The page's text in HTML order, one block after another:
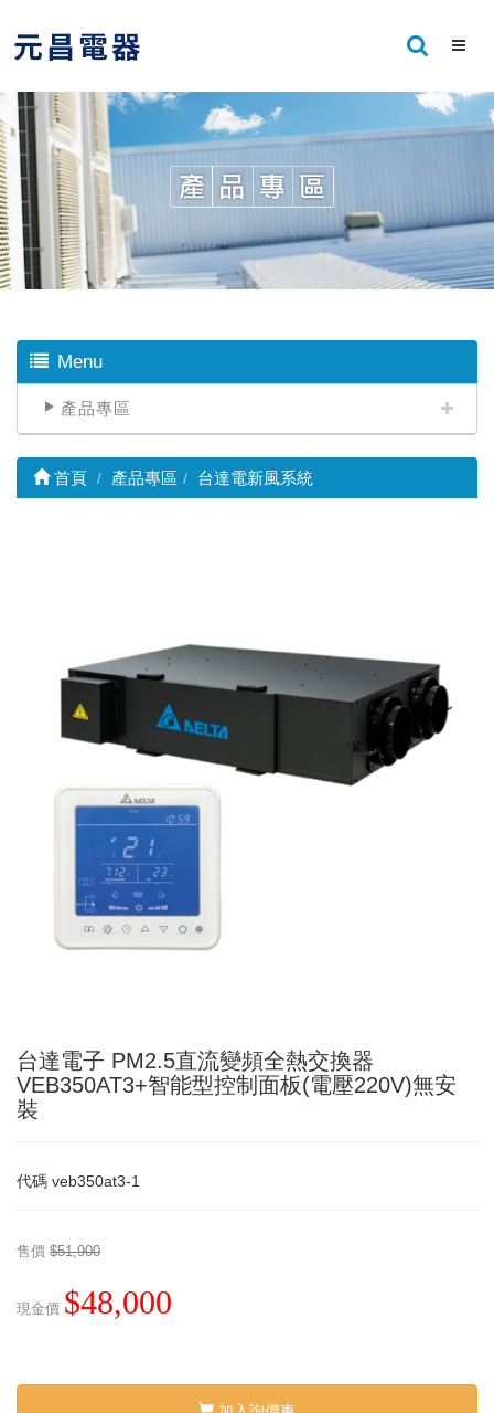
Menu
產品專區
首頁 產品專區 台達電新風系統
台達電子 PM2.5直流變頻全熱交換器
VEB350AT3+智能型控制面板(電壓220V)無安
裝
代碼 veb350at3-1
售價 $51,900
現金價 $48,000